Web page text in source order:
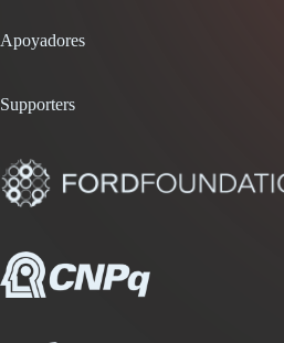
Apoyadores
Supporters